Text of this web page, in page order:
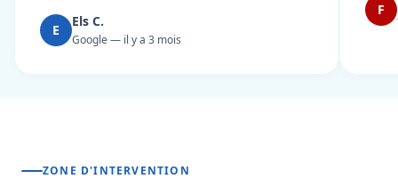
E
Els C.
Google — il y a 3 mois
F
ZONE D'INTERVENTION